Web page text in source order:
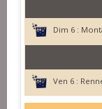
Dim 6 :
Ven 6 :